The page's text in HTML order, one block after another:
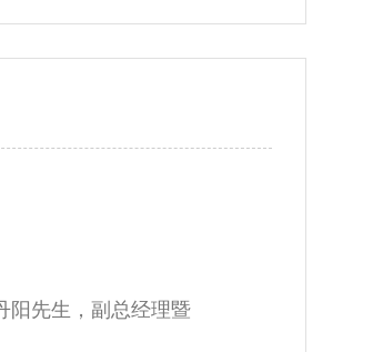
阳先生，副总经理暨